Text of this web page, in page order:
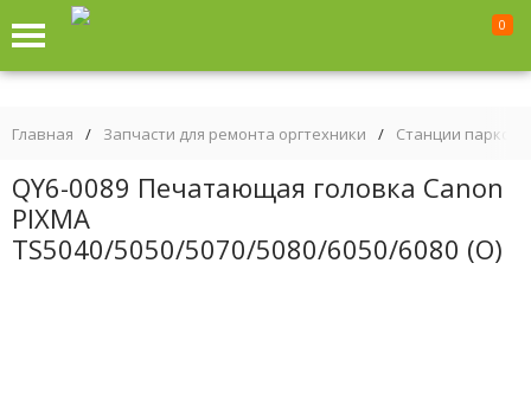
0
Главная / Запчасти для ремонта оргтехники / Станции
QY6-0089 Печатающая головка Canon
PIXMA
TS5040/5050/5070/5080/6050/6080 (О)